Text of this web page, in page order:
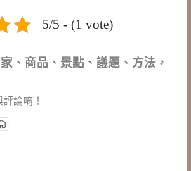
5/5 - (1 vote)
、商品、景點、議題、方法，
論唷！